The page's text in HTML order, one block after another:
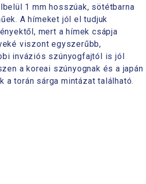
1 mm hosszúak, sötétbarna
A hímeket jól el tudjuk
mert a hímek csápja
viszont egyszerűbb,
inváziós szúnyogfajtól is jól
a koreai szúnyognak és a japán
a torán sárga mintázat található.